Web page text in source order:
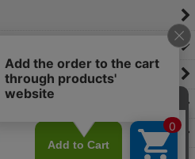
画像をタップ＜
ページにて備考欄に下記の記載をお
可）
場合】
収書希望の連絡をお願い致します
せて頂きます。